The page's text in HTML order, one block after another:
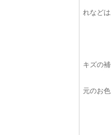
れなど
キズの
元のお